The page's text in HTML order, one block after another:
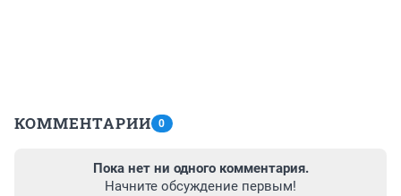
КОММЕНТАРИИ 0
Пока нет ни одного комментария.
Начните обсуждение первым!